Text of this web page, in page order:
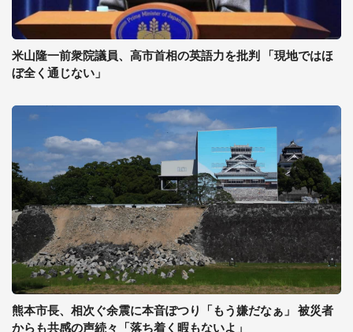
米山隆一前衆院議員、高市首相の英語力を批判 「現地ではほ
ぼ全く通じない」
熊本市長、相次ぐ余震に本音ぽつり「もう嫌だなぁ」 被災者
からも共感の声続々「落ち着く暇もないよ」